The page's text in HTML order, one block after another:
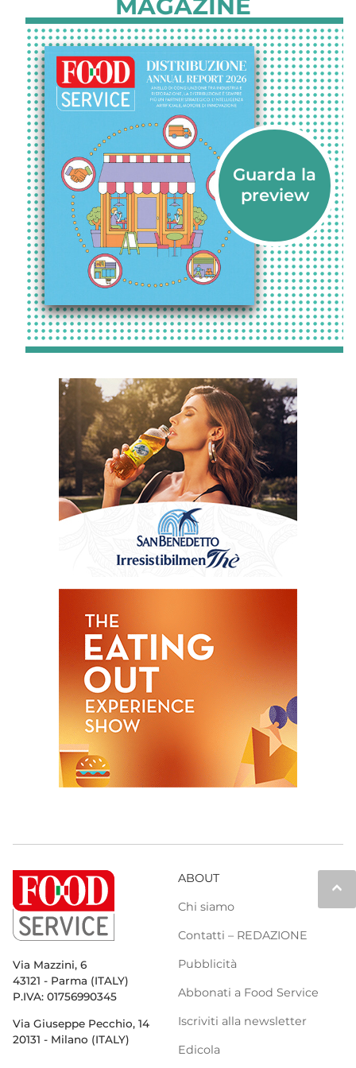
MAGAZINE
keyboard_arrow_up
Via Mazzini, 6
43121 - Parma (ITALY)
P.IVA: 01756990345
Via Giuseppe Pecchio, 14
20131 - Milano (ITALY)
ABOUT
Chi siamo
Contatti – REDAZIONE
Pubblicità
Abbonati a Food Service
Iscriviti alla newsletter
Edicola